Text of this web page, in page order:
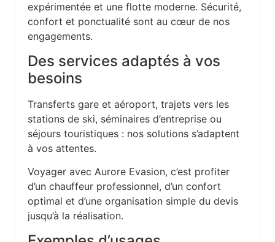
expérimentée et une flotte moderne. Sécurité,
confort et ponctualité sont au cœur de nos
engagements.
Des services adaptés à vos
besoins
Transferts gare et aéroport, trajets vers les
stations de ski, séminaires d’entreprise ou
séjours touristiques : nos solutions s’adaptent
à vos attentes.
Voyager avec Aurore Evasion, c’est profiter
d’un chauffeur professionnel, d’un confort
optimal et d’une organisation simple du devis
jusqu’à la réalisation.